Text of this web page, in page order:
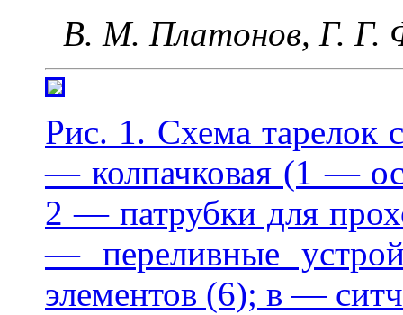
В. М. Платонов, Г. Г.
Рис. 1. Схема тарелок
— колпачковая (1 —
2 — патрубки для
— переливные
элементов (6); в —